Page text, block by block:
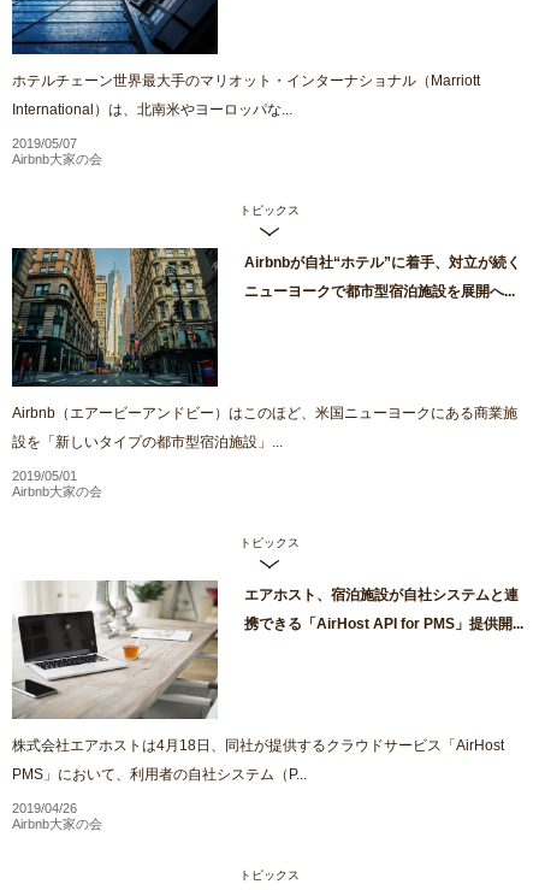
ホテルチェーン世界最大手のマリオット・インターナショナル（Marriott
International）は、北南米やヨーロッパな...
2019/05/07
Airbnb大家の会
トピックス
Airbnbが自社“ホテル”に着手、対立が続く
ニューヨークで都市型宿泊施設を展開へ...
Airbnb（エアービーアンドビー）はこのほど、米国ニューヨークにある商業施
設を「新しいタイプの都市型宿泊施設」...
2019/05/01
Airbnb大家の会
トピックス
エアホスト、宿泊施設が自社システムと連
携できる「AirHost API for PMS」提供開...
株式会社エアホストは4月18日、同社が提供するクラウドサービス「AirHost
PMS」において、利用者の自社システム（P...
2019/04/26
Airbnb大家の会
トピックス